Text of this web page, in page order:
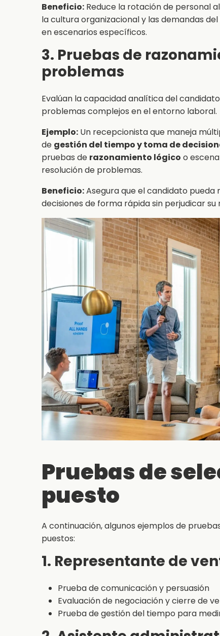
Beneficio: Reduce la rotación de personal
la cultura organizacional y las demandas
en escenarios específicos.
3. Pruebas de
problemas
Evalúan la capacidad analítica del
problemas complejos en el entorno laboral.
Ejemplo: Un recepcionista que maneja
de gestión del tiempo y toma de
pruebas de razonamiento lógico o
resolución de problemas.
Beneficio:Asegura que el candidato
decisiones de forma rápida sin perjudicar su
Pruebas de
puesto
A continuación, algunos ejemplos de
puestos:
1. Representante de
Prueba de comunicación y persuasión
Evaluación de negociación y cierre de
Prueba de gestión del tiempo para